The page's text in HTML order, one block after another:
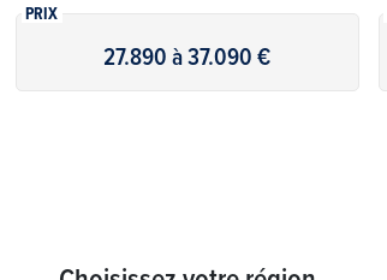
PRIX
27.890 à 37.090 €